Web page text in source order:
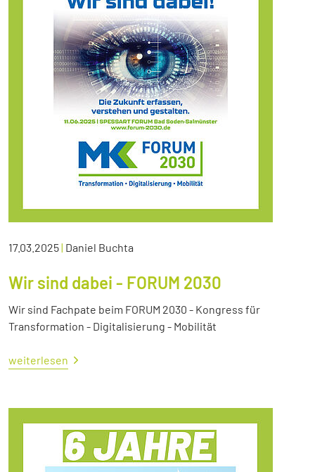
17.03.2025| Daniel Buchta
Wir sind dabei - FORUM 2030
Wir sind Fachpate beim FORUM 2030 - Kongress für
Transformation - Digitalisierung - Mobilität
weiterlesen